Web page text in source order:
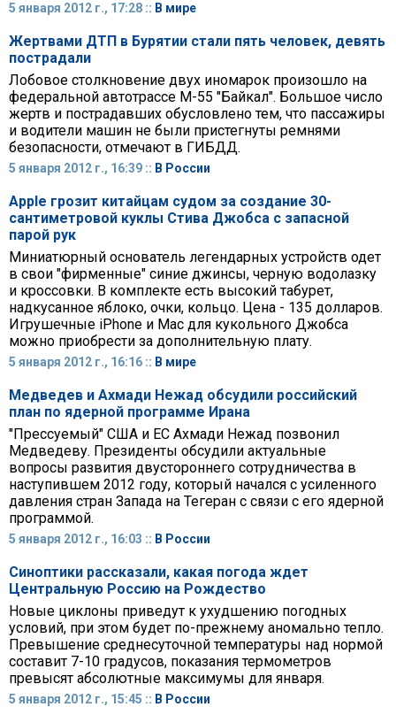
5 января 2012 г., 17:28 :: В мире
Жертвами ДТП в Бурятии стали пять человек, девять
пострадали
Лобовое столкновение двух иномарок произошло на
федеральной автотрассе М-55 "Байкал". Большое число
жертв и пострадавших обусловлено тем, что пассажиры
и водители машин не были пристегнуты ремнями
безопасности, отмечают в ГИБДД.
5 января 2012 г., 16:39 :: В России
Apple грозит китайцам судом за создание 30-
сантиметровой куклы Стива Джобса с запасной
парой рук
Миниатюрный основатель легендарных устройств одет
в свои "фирменные" синие джинсы, черную водолазку
и кроссовки. В комплекте есть высокий табурет,
надкусанное яблоко, очки, кольцо. Цена - 135 долларов.
Игрушечные iPhone и Mac для кукольного Джобса
можно приобрести за дополнительную плату.
5 января 2012 г., 16:16 :: В мире
Медведев и Ахмади Нежад обсудили российский
план по ядерной программе Ирана
"Прессуемый" США и ЕС Ахмади Нежад позвонил
Медведеву. Президенты обсудили актуальные
вопросы развития двустороннего сотрудничества в
наступившем 2012 году, который начался с усиленного
давления стран Запада на Тегеран с связи с его ядерной
программой.
5 января 2012 г., 16:03 :: В России
Синоптики рассказали, какая погода ждет
Центральную Россию на Рождество
Новые циклоны приведут к ухудшению погодных
условий, при этом будет по-прежнему аномально тепло.
Превышение среднесуточной температуры над нормой
составит 7-10 градусов, показания термометров
превысят абсолютные максимумы для января.
5 января 2012 г., 15:45 :: В России